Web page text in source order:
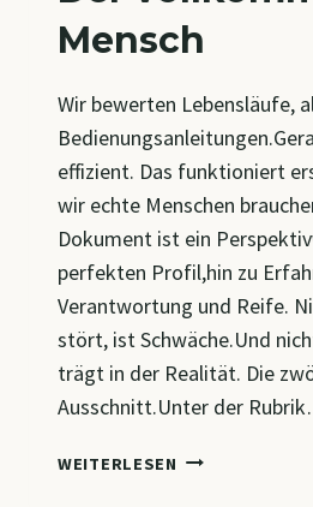
Mensch
Wir bewerten Lebensläufe,
effizient. Das funktioniert
wir echte Menschen
Dokument ist ein
perfekten Profil,hin zu
Verantwortung und Reife.
stört, ist Schwäche.Und
trägt in der Realität. Die
Ausschnitt.Unter der
WEITERLESEN DER